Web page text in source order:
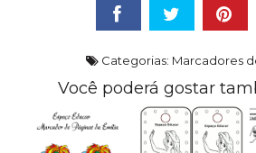
Categorias: Marcadores
Você poderá gostar